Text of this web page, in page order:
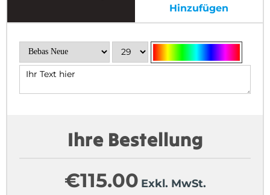
Hinzufügen
Ihre Bestellung
€115.00 Exkl. MwSt.